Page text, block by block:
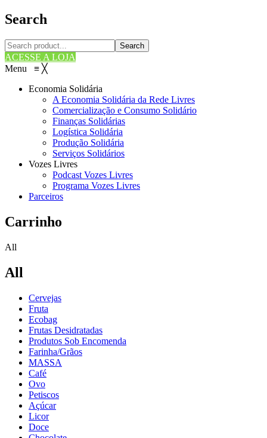
Search
Search
ACESSE A LOJA
Menu ≡ ╳
Economia Solidária
A Economia Solidária da Rede Livres
Comercialização e Consumo Solidário
Finanças Solidárias
Logística Solidária
Produção Solidária
Serviços Solidários
Vozes Livres
Podcast Vozes Livres
Programa Vozes Livres
Parceiros
Carrinho
All
All
Cervejas
Fruta
Ecobag
Frutas Desidratadas
Produtos Sob Encomenda
Farinha/Grãos
MASSA
Café
Ovo
Petiscos
Açúcar
Licor
Doce